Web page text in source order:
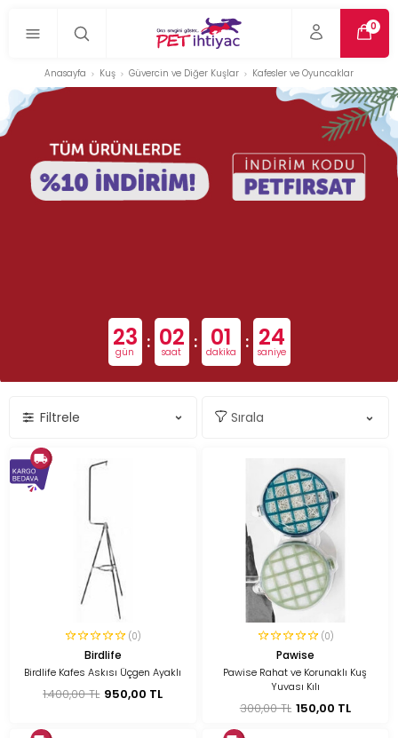
0
Anasayfa Kuş Güvercin ve Diğer Kuşlar Kafesler ve Oyuncaklar
23
gün : 02
saat : 01
dakika : 24
saniye
Filtrele
(0)
Birdlife
Birdlife Kafes Askısı Üçgen Ayaklı
1.400,00 TL 950,00 TL
(0)
Pawise
Pawise Rahat ve Korunaklı Kuş
Yuvası Kılı
300,00 TL 150,00 TL